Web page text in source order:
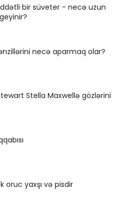
bir süveter - necə uzun
necə aparmaq olar?
Stella Maxwellə gözlərini
oruc yaxşı və pisdir